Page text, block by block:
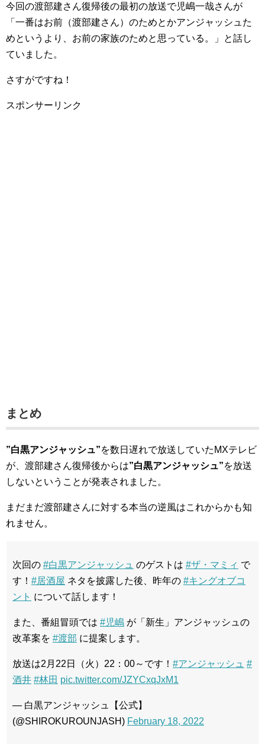
今回の渡部建さん復帰後の最初の放送で児嶋一哉さんが
「一番はお前（渡部建さん）のためとかアンジャッシュた
めというより、お前の家族のためと思っている。」と話し
ていました。
さすがですね！
スポンサーリンク
まとめ
”白黒アンジャッシュ”を数日遅れで放送していたMXテレビ
が、渡部建さん復帰後からは”白黒アンジャッシュ”を放送
しないということが発表されました。
まだまだ渡部建さんに対する本当の逆風はこれからかも知
れません。
次回の #白黒アンジャッシュ のゲストは #ザ・マミィ で
す！ #居酒屋 ネタを披露した後、昨年の #キングオブコ
ント について話します！
また、番組冒頭では #児嶋 が「新生」アンジャッシュの
改革案を #渡部 に提案します。
放送は2月22日（火）22：00～です！ #アンジャッシュ #
酒井 #林田 pic.twitter.com/JZYCxqJxM1
— 白黒アンジャッシュ【公式】
(@SHIROKUROUNJASH) February 18, 2022